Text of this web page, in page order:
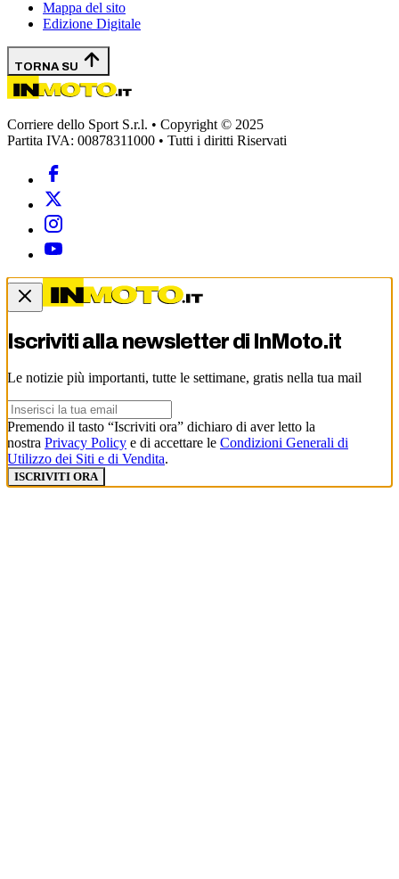
Mappa del sito
Edizione Digitale
TORNA SU
Corriere dello Sport S.r.l. • Copyright © 2025
Partita IVA: 00878311000 • Tutti i diritti Riservati
Iscriviti alla newsletter di InMoto.it
Le notizie più importanti, tutte le settimane, gratis nella tua mail
Premendo il tasto “Iscriviti ora” dichiaro di aver letto la
nostra Privacy Policy e di accettare le Condizioni Generali di
Utilizzo dei Siti e di Vendita.
ISCRIVITI ORA